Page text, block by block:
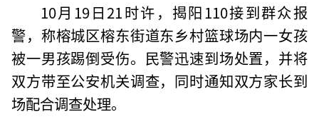
10月19日21时许，揭阳110接到群众报
警，称榕城区榕东街道东乡村篮球场内一女孩
被一男孩踢倒受伤。民警迅速到场处置，并将
双方带至公安机关调查，同时通知双方家长到
场配合调查处理。